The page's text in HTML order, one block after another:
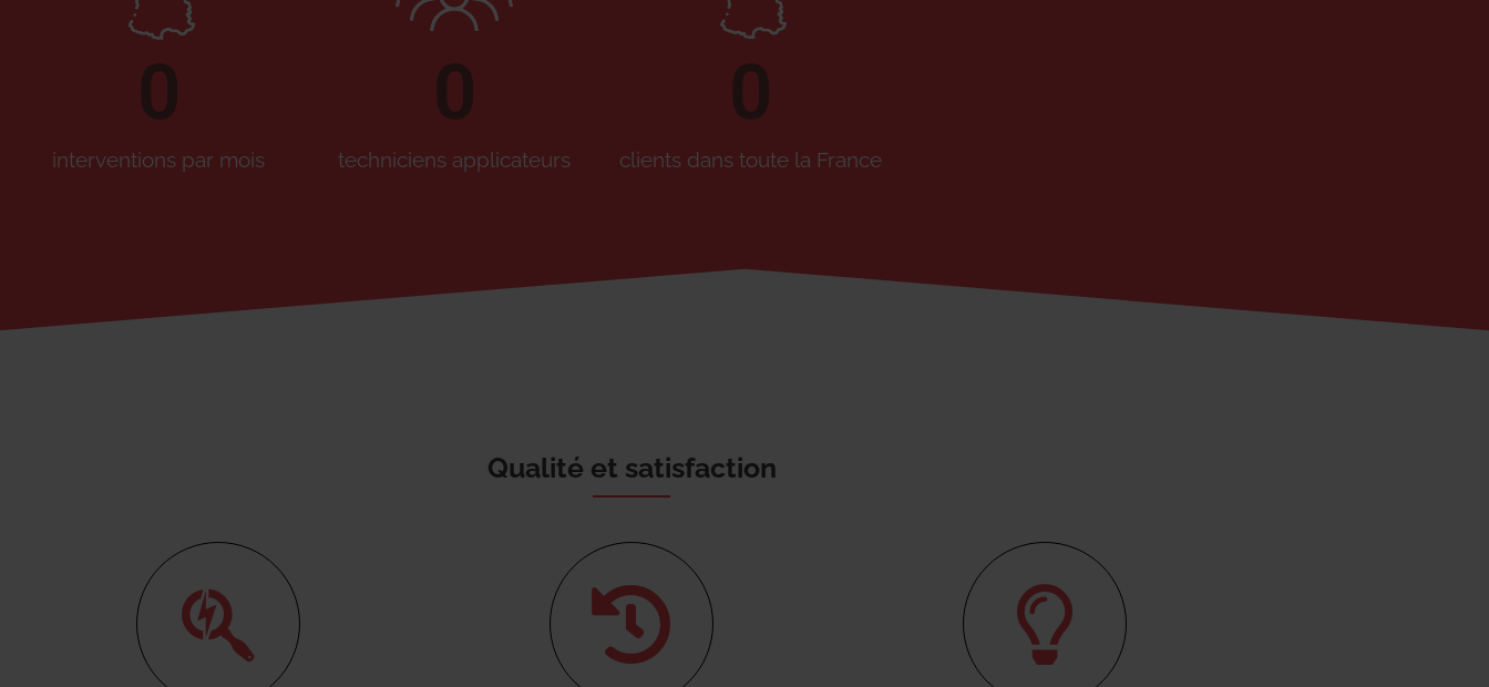
interventions par mois
0
techniciens applicateurs
0
clients dans toute la France
0
Qualité et satisfaction